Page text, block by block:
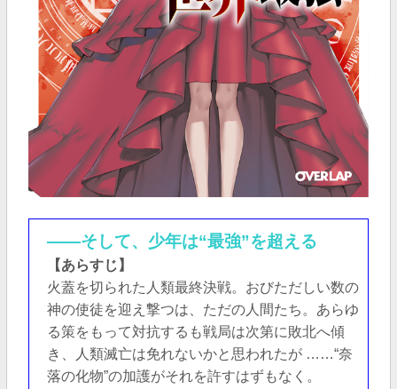
――そして、少年は“最強”を超える
【あらすじ】
火蓋を切られた人類最終決戦。おびただしい数の
神の使徒を迎え撃つは、ただの人間たち。あらゆ
る策をもって対抗するも戦局は次第に敗北へ傾
き、人類滅亡は免れないかと思われたが ……“奈
落の化物”の加護がそれを許すはずもなく。